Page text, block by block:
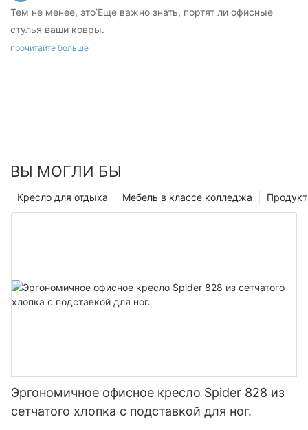
Тем не менее, это’Еще важно знать, портят ли офисные
стулья ваши ковры.
прочитайте больше
ВЫ МОГЛИ БЫ
Мебель в классе колледжа
Кресло для отдыха
Эргономичное офисное кресло Spider 828 из
сетчатого хлопка с подставкой для ног.